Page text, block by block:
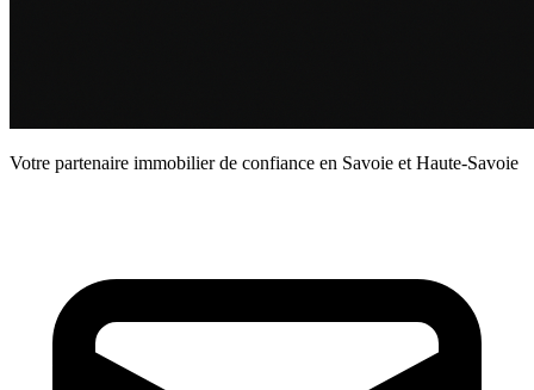
Votre partenaire immobilier de confiance en Savoie et Haute-Savoie